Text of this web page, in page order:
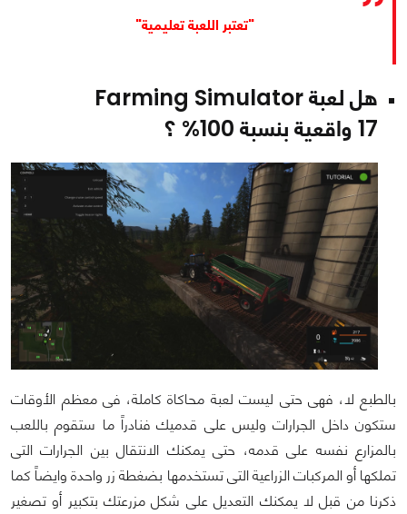
"تعتبر اللعبة تعليمية"
هل لعبة Farming Simulator
17 واقعية بنسبة 100% ؟
بالطبع لا، فهى حتى ليست لعبة محاكاة كاملة، فى معظم الأوقات
ستكون داخل الجرارات وليس على قدميك فنادراً ما ستقوم باللعب
بالمزارع نفسه على قدمه، حتى يمكنك الانتقال بين الجرارات التى
تملكها أو المركبات الزراعية التى تستخدمها بضغطة زر واحدة وايضاً كما
ذكرنا من قبل لا يمكنك التعديل على شكل مزرعتك بتكبير أو تصغير